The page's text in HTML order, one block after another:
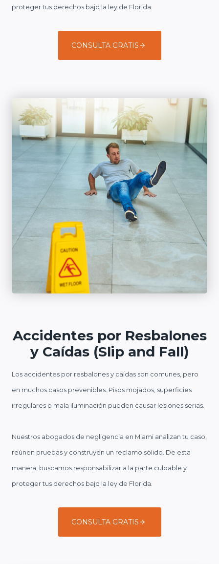
proteger tus derechos bajo la ley de Florida.
CONSULTA GRATIS
Accidentes por Resbalones
y Caídas (Slip and Fall)
Los accidentes por resbalones y caídas son comunes, pero
en muchos casos prevenibles. Pisos mojados, superficies
irregulares o mala iluminación pueden causar lesiones serias.
Nuestros abogados de negligencia en Miami analizan tu caso,
reúnen pruebas y construyen un reclamo sólido. De esta
manera, buscamos responsabilizar a la parte culpable y
proteger tus derechos bajo la ley de Florida.
CONSULTA GRATIS